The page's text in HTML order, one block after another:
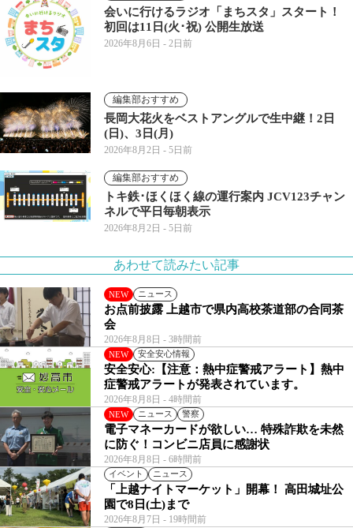
会いに行けるラジオ「まちスタ」スタート！
初回は11日(火･祝) 公開生放送
2026年8月6日 - 2日前
編集部おすすめ
長岡大花火をベストアングルで生中継！2日
(日)、3日(月)
2026年8月2日 - 5日前
編集部おすすめ
トキ鉄･ほくほく線の運行案内 JCV123チャン
ネルで平日毎朝表示
2026年8月2日 - 5日前
あわせて読みたい記事
NEW ニュース
2026年8月8日 - 3時間前
お点前披露 上越市で県内高校茶道部の合同茶
会
NEW 安全安心情報
2026年8月8日 - 4時間前
安全安心:【注意：熱中症警戒アラート】熱中
症警戒アラートが発表されています。
NEW ニュース 警察
2026年8月8日 - 6時間前
電子マネーカードが欲しい… 特殊詐欺を未然
に防ぐ！コンビニ店員に感謝状
イベント ニュース
2026年8月7日 - 19時間前
「上越ナイトマーケット」開幕！ 高田城址公
園で8日(土)まで